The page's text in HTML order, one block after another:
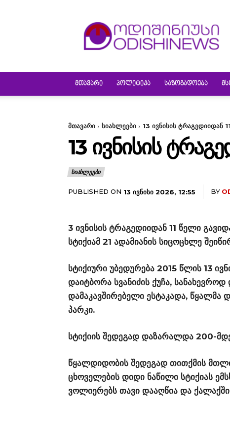
ᲛᲗᲐᲕᲐᲠᲘ ᲞᲝᲚᲘᲢᲘᲙᲐ ᲡᲐᲖᲝᲒᲐᲓᲝᲔᲑᲐ
მთავარი სიახლეები 13 ივნისის ტრაგედიიდან
13 ᲘᲕᲜᲘᲡᲘᲡ
ᲡᲘᲐᲮᲚᲔᲔᲑᲘ
PUBLISHED ON 13 ᲘᲕᲜᲘᲡᲘ 2026, 12:55 BY
3 ივნისის ტრაგედიიდან 11 წელი
სტიქიამ 21 ადამიანის სიცოცხლე
სტიქიური უბედურება 2015 წლის 13
დაიტბორა სვანიძის ქუჩა,
დამაკავშირებელი ესტაკადა, წყალმა
პარკი.
სტიქიის შედეგად დაზარალდა 200-
წყალდიდობის შედეგად თითქმის
ცხოველების დიდი ნაწილი სტიქიას
ვოლიერებს თავი დააღწია და ქალაქში